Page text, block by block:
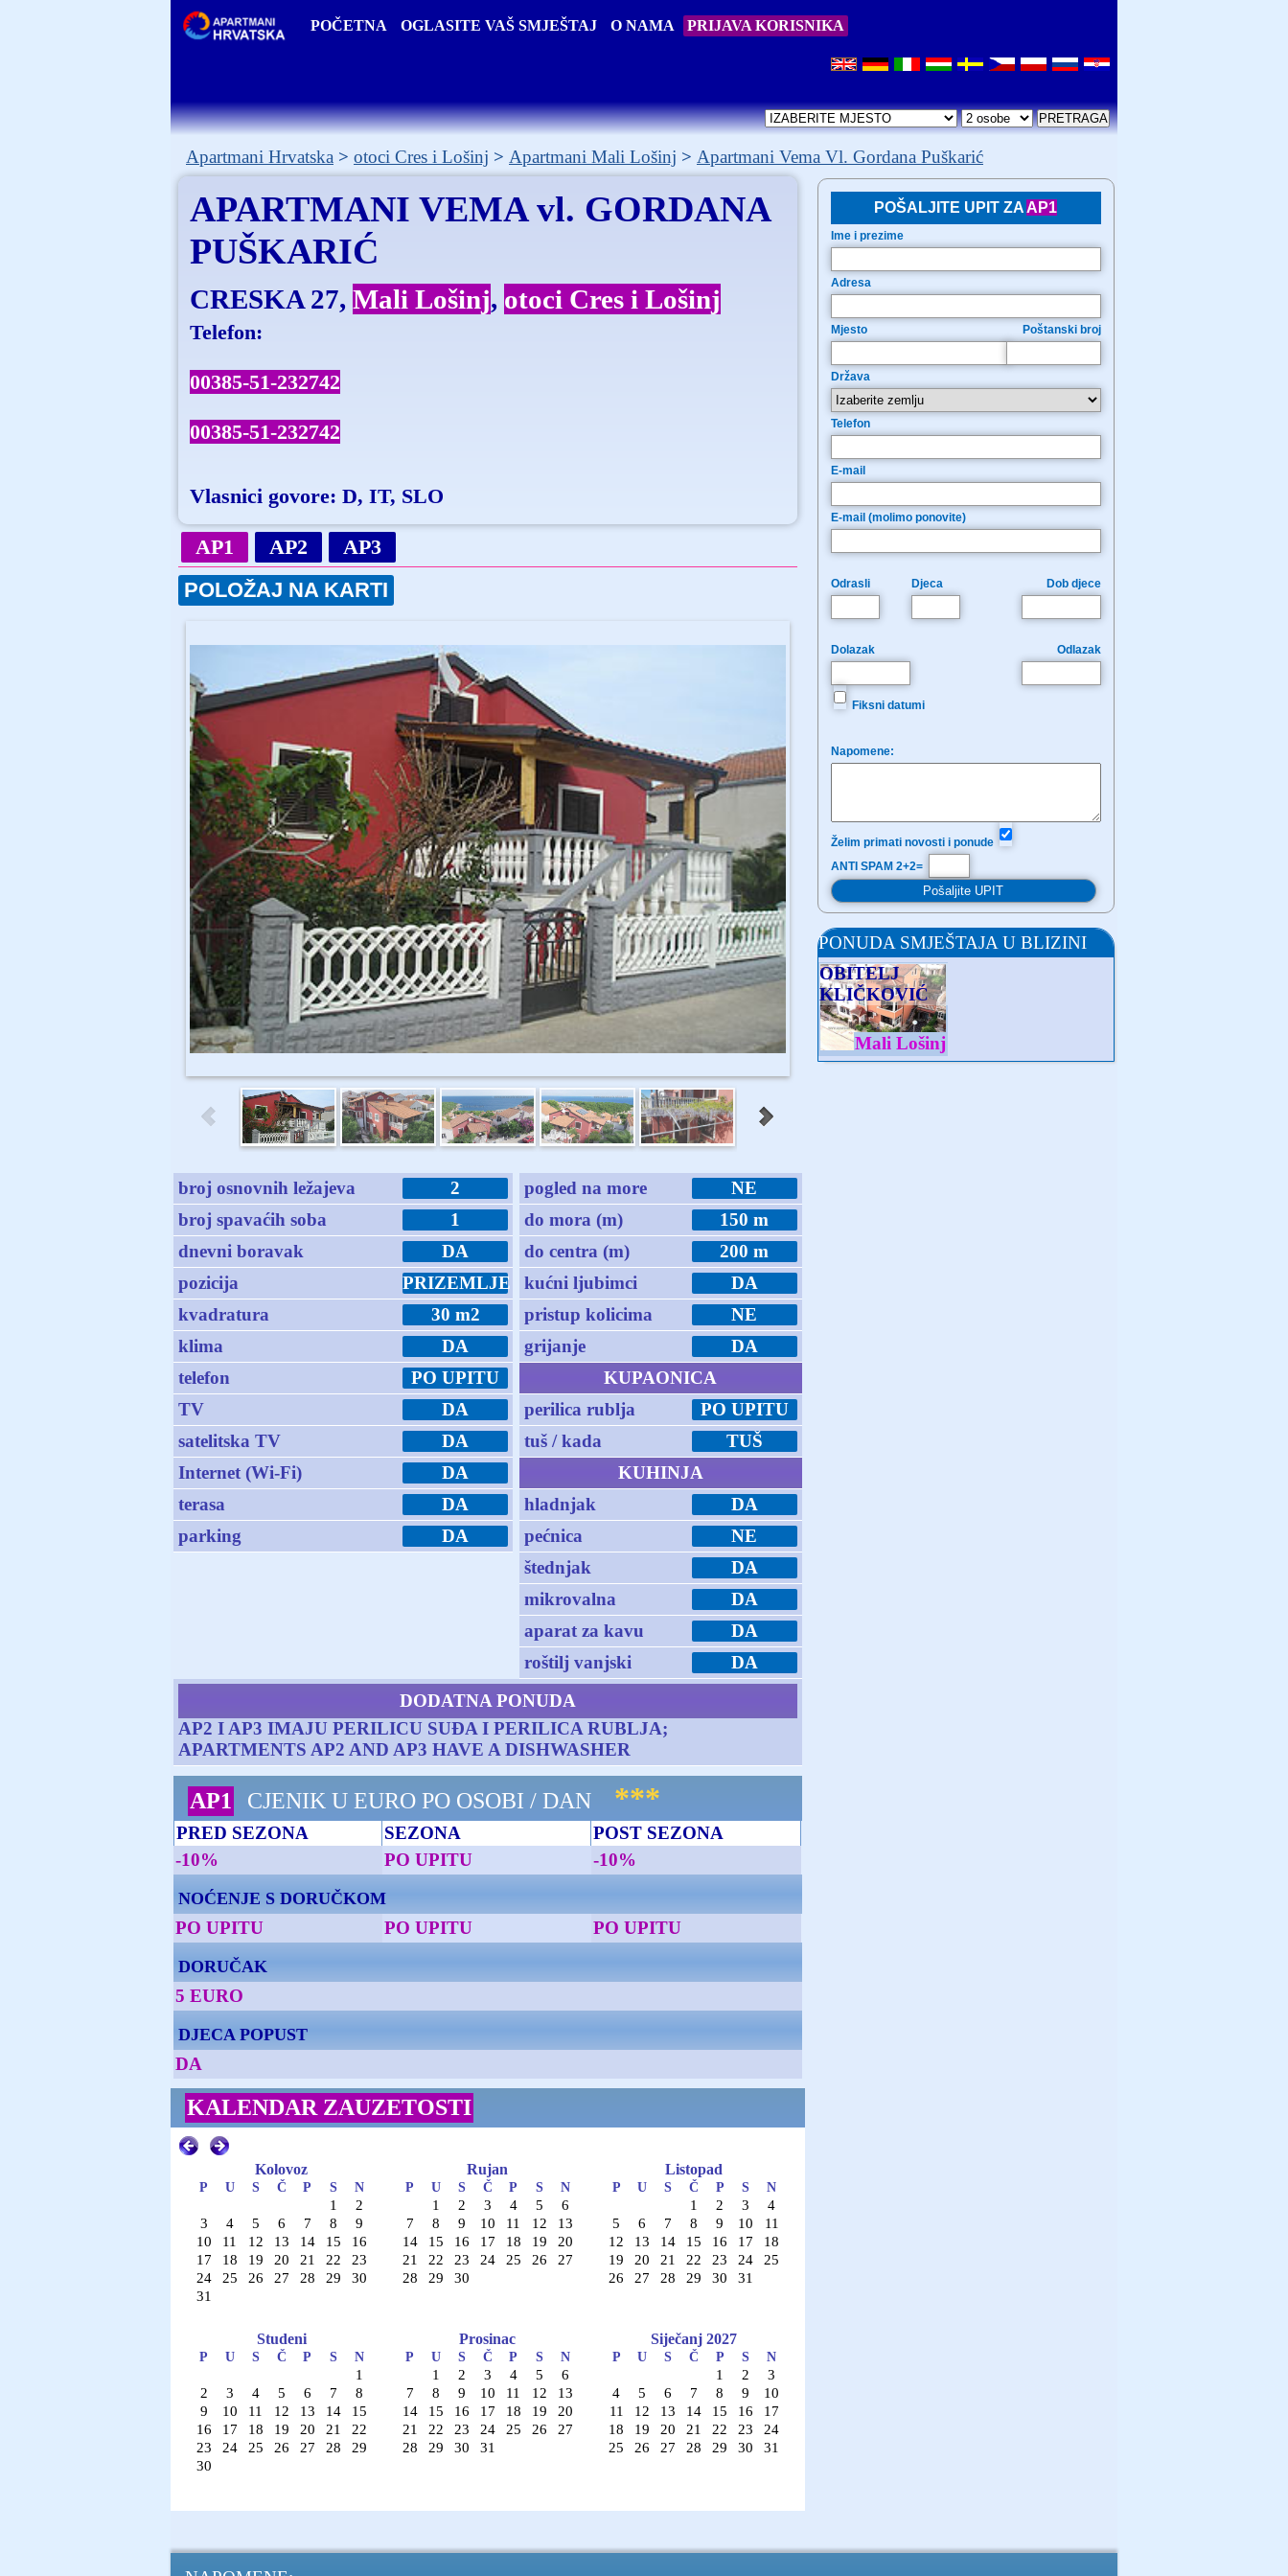
POČETNA OGLASITE VAŠ SMJEŠTAJ O NAMA PRIJAVA KORISNIKA
Apartmani Hrvatska otoci Cres i Lošinj Apartmani Mali Lošinj Apartmani Vema Vl. Gordana Puškarić
APARTMANI VEMA vl. GORDANA
PUŠKARIĆ
CRESKA 27 Mali Lošinj otoci Cres i Lošinj
Telefon:
00385-51-232742
00385-51-232742
Vlasnici govore: D, IT, SLO
AP1 AP2
AP3
POLOŽAJ NA KARTI
broj osnovnih ležajeva
2
broj spavaćih soba
1
dnevni boravak
DA
pozicija
PRIZEMLJE
kvadratura
30 m2
klima
DA
telefon
PO UPITU
TV
DA
satelitska TV
DA
Internet (Wi-Fi)
DA
terasa
DA
parking
DA
pogled na more
NE
do mora (m)
150 m
do centra (m)
200 m
kućni ljubimci
DA
pristup kolicima
NE
grijanje
DA
KUPAONICA
perilica rublja
PO UPITU
tuš / kada
TUŠ
KUHINJA
hladnjak
DA
pećnica
NE
štednjak
DA
mikrovalna
DA
aparat za kavu
DA
roštilj vanjski
DA
DODATNA PONUDA
AP2 I AP3 IMAJU PERILICU SUĐA I PERILICA RUBLJA;
APARTMENTS AP2 AND AP3 HAVE A DISHWASHER
AP1 CJENIK U EURO PO OSOBI / DAN ***
PRED SEZONA SEZONA
POST SEZONA
-10%
PO UPITU -10%
NOĆENJE S DORUČKOM
PO UPITU PO UPITU PO UPITU
DORUČAK
5 EURO
DJECA POPUST
DA
KALENDAR ZAUZETOSTI
POŠALJITE UPIT ZAAP1
Ime i prezime
Adresa
Mjesto Poštanski broj
Država
Telefon
E-mail
E-mail (molimo ponovite)
Odrasli Djeca Dob djece
Dolazak Odlazak
Fiksni datumi
Napomene:
Želim primati novosti i ponude
ANTI SPAM 2+2=
PONUDA SMJEŠTAJA U BLIZINI
OBITELJ
KLIČKOVIĆ
Mali Lošinj